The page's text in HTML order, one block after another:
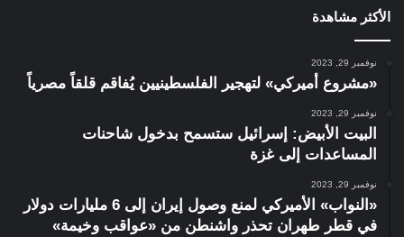
الأكثر مشاهدة
نوفمبر 29, 2023
«مشروع أميركي» لتهجير الفلسطينيين يُفاقم قلقاً مصرياً
نوفمبر 29, 2023
البيت الأبيض: إسرائيل ستسمح بدخول شاحنات
المساعدات إلى غزة
نوفمبر 29, 2023
«النواب» الأميركي لمنع وصول إيران إلى 6 مليارات دولار
في قطر طهران تحذر واشنطن من «عواقب وخيمة»